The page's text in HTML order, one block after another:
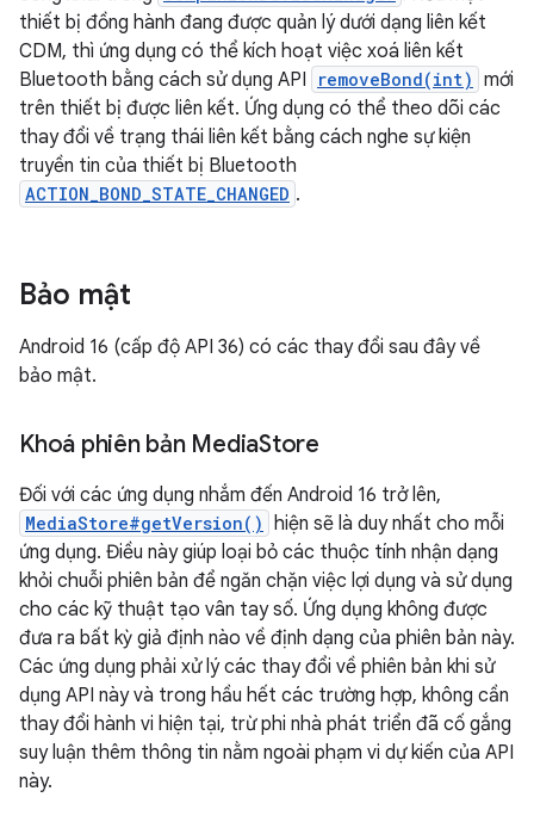
thiết bị đồng hành đang được quản lý dưới dạng liên kết
CDM, thì ứng dụng có thể kích hoạt việc xoá liên kết
Bluetooth bằng cách sử dụng API
removeBond(int) mới
trên thiết bị được liên kết. Ứng dụng có thể theo dõi các
thay đổi về trạng thái liên kết bằng cách nghe sự kiện
truyền tin của thiết bị Bluetooth
ACTION_BOND_STATE_CHANGED .
Bảo mật
Android 16 (cấp độ API 36) có các thay đổi sau đây về
bảo mật.
Khoá phiên bản MediaStore
Đối với các ứng dụng nhắm đến Android 16 trở lên,
MediaStore#getVersion()
hiện sẽ là duy nhất cho mỗi
ứng dụng. Điều này giúp loại bỏ các thuộc tính nhận dạng
khỏi chuỗi phiên bản để ngăn chặn việc lợi dụng và sử dụng
cho các kỹ thuật tạo vân tay số. Ứng dụng không được
đưa ra bất kỳ giả định nào về định dạng của phiên bản này.
Các ứng dụng phải xử lý các thay đổi về phiên bản khi sử
dụng API này và trong hầu hết các trường hợp, không cần
thay đổi hành vi hiện tại, trừ phi nhà phát triển đã cố gắng
suy luận thêm thông tin nằm ngoài phạm vi dự kiến của API
này.